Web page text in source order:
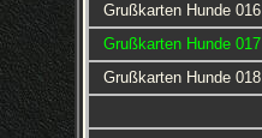
Grußkarten Hunde 016
Grußkarten Hunde 017
Grußkarten Hunde 018